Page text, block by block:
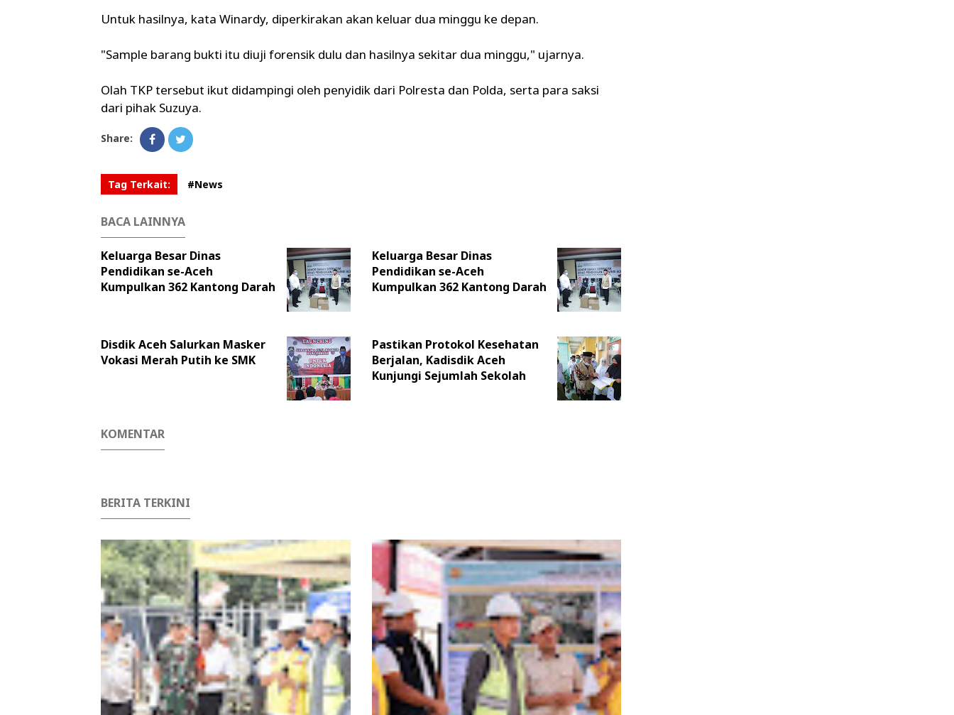
Untuk hasilnya, kata Winardy, diperkirakan akan keluar dua minggu ke depan.
"Sample barang bukti itu diuji forensik dulu dan hasilnya sekitar dua minggu," ujarnya.
Olah TKP tersebut ikut didampingi oleh penyidik dari Polresta dan Polda, serta para saksi
dari pihak Suzuya.
Share:
Tag Terkait: #News
BACA LAINNYA
Keluarga Besar Dinas
Pendidikan se-Aceh
Kumpulkan 362 Kantong Darah
Keluarga Besar Dinas
Pendidikan se-Aceh
Kumpulkan 362 Kantong Darah
Disdik Aceh Salurkan Masker
Vokasi Merah Putih ke SMK
Pastikan Protokol Kesehatan
Berjalan, Kadisdik Aceh
Kunjungi Sejumlah Sekolah
KOMENTAR
BERITA TERKINI